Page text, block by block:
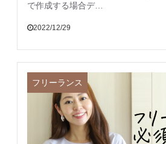
で作成する場合デ…
2022/12/29
フリーランス